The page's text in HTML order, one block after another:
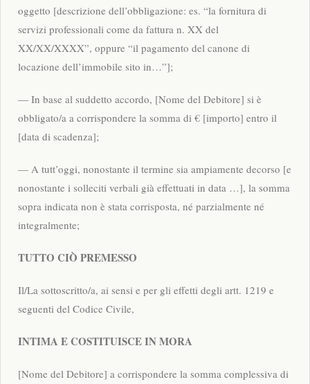
oggetto [descrizione dell’obbligazione: es. “la fornitura di
servizi professionali come da fattura n. XX del
XX/XX/XXXX”, oppure “il pagamento del canone di
locazione dell’immobile sito in…”];
— In base al suddetto accordo, [Nome del Debitore] si è
obbligato/a a corrispondere la somma di € [importo] entro il
[data di scadenza];
— A tutt’oggi, nonostante il termine sia ampiamente decorso [e
nonostante i solleciti verbali già effettuati in data …], la somma
sopra indicata non è stata corrisposta, né parzialmente né
integralmente;
TUTTO CIÒ PREMESSO
Il/La sottoscritto/a, ai sensi e per gli effetti degli artt. 1219 e
seguenti del Codice Civile,
INTIMA E COSTITUISCE IN MORA
[Nome del Debitore] a corrispondere la somma complessiva di